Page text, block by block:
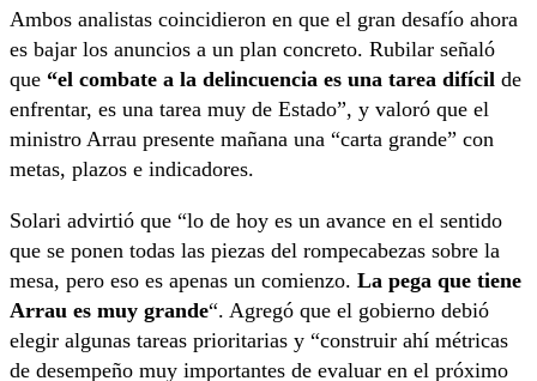
Ambos analistas coincidieron en que el gran desafío ahora
es bajar los anuncios a un plan concreto. Rubilar señaló
que “el combate a la delincuencia es una tarea difícil de
enfrentar, es una tarea muy de Estado”, y valoró que el
ministro Arrau presente mañana una “carta grande” con
metas, plazos e indicadores.
Solari advirtió que “lo de hoy es un avance en el sentido
que se ponen todas las piezas del rompecabezas sobre la
mesa, pero eso es apenas un comienzo. La pega que tiene
Arrau es muy grande“. Agregó que el gobierno debió
elegir algunas tareas prioritarias y “construir ahí métricas
de desempeño muy importantes de evaluar en el próximo